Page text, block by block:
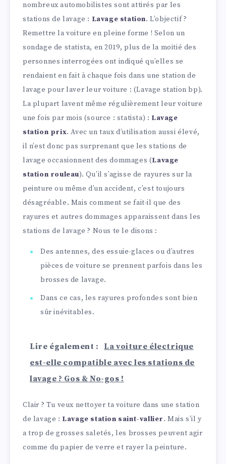
nombreux automobilistes sont attirés par les
stations de lavage : Lavage station. L’objectif ?
Remettre la voiture en pleine forme ! Selon un
sondage de statista, en 2019, plus de la moitié des
personnes interrogées ont indiqué qu’elles se
rendaient en fait à chaque fois dans une station de
lavage pour laver leur voiture : (Lavage station bp).
La plupart lavent même régulièrement leur voiture
une fois par mois (source : statista) : Lavage
station prix. Avec un taux d’utilisation aussi élevé,
il n’est donc pas surprenant que les stations de
lavage occasionnent des dommages (Lavage
station rouleau). Qu’il s’agisse de rayures sur la
peinture ou même d’un accident, c’est toujours
désagréable. Mais comment se fait-il que des
rayures et autres dommages apparaissent dans les
stations de lavage ? Nous te le disons :
Des antennes, des essuie-glaces ou d’autres
pièces de voiture se prennent parfois dans les
brosses de lavage.
Dans ce cas, les rayures profondes sont bien
sûr inévitables.
Lire également :
La voiture électrique
est-elle compatible avec les stations de
lavage ? Gos & No-gos !
Clair ? Tu veux nettoyer ta voiture dans une station
de lavage : Lavage station saint-vallier. Mais s’il y
a trop de grosses saletés, les brosses peuvent agir
comme du papier de verre et rayer la peinture.